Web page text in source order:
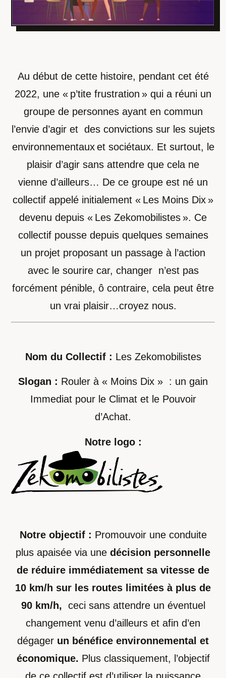
Au début de cette histoire, pendant cet été
2022, une « p’tite frustration » qui a réuni un
groupe de personnes ayant en commun
l’envie d’agir et des convictions sur les sujets
environnementaux et sociétaux. Et surtout, le
plaisir d’agir sans attendre que cela ne
vienne d’ailleurs… De ce groupe est né un
collectif appelé initialement « Les Moins Dix »
devenu depuis « Les Zekomobilistes ». Ce
collectif pousse depuis quelques semaines
un projet proposant un passage à l’action
avec le sourire car, changer n’est pas
forcément pénible, ô contraire, cela peut être
un vrai plaisir…croyez nous.
Nom du Collectif : Les Zekomobilistes
Slogan : Rouler à « Moins Dix » : un gain
Immediat pour le Climat et le Pouvoir
d’Achat.
Notre logo :
Notre objectif : Promouvoir une conduite
plus apaisée via une décision personnelle
de réduire immédiatement sa vitesse de
10 km/h sur les routes limitées à plus de
90 km/h, ceci sans attendre un éventuel
changement venu d’ailleurs et afin d’en
dégager un bénéfice environnemental et
économique. Plus classiquement, l’objectif